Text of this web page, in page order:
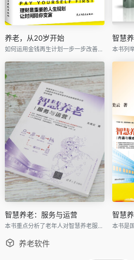
养老，从20岁开始
如何运用金钱再生计划一步一步改善财务状况，最终迎来自己想要的新生活。科学理财要趁早，从20岁就开始为你的人生做好财务规划，用脚踏实地的方式实现财务自由。
智慧
智慧养老：服务与运营
本书重点分析了老年人对智慧养老服务的需求，阐述了智慧养老服务生态系统的构建，讲解了智慧养老数据标准和养老服务数据共享的设计思路。
智慧
养老软件